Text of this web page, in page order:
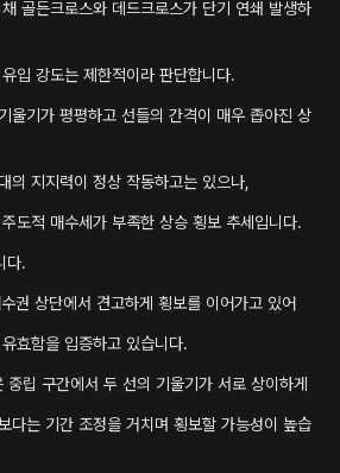
골든크로스와 데드크로스가 단기 연쇄 발생하
입 강도는 제한적이라 판단합니다.
울기가 평평하고 선들의 간격이 매우 좁아진 상
의 지지력이 정상 작동하고는 있으나,
도적 매수세가 부족한 상승 횡보 추세입니다.
다.
권 상단에서 견고하게 횡보를 이어가고 있어
효함을 입증하고 있습니다.
립 구간에서 두 선의 기울기가 서로 상이하게
다는 기간 조정을 거치며 횡보할 가능성이 높습